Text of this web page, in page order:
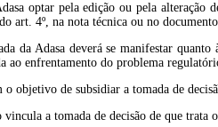
optar pela edição ou pela
art. 4º, na nota técnica ou no
da Adasa deverá se manifestar quanto
ao enfrentamento do problema
objetivo de subsidiar a tomada de
a tomada de decisão de que